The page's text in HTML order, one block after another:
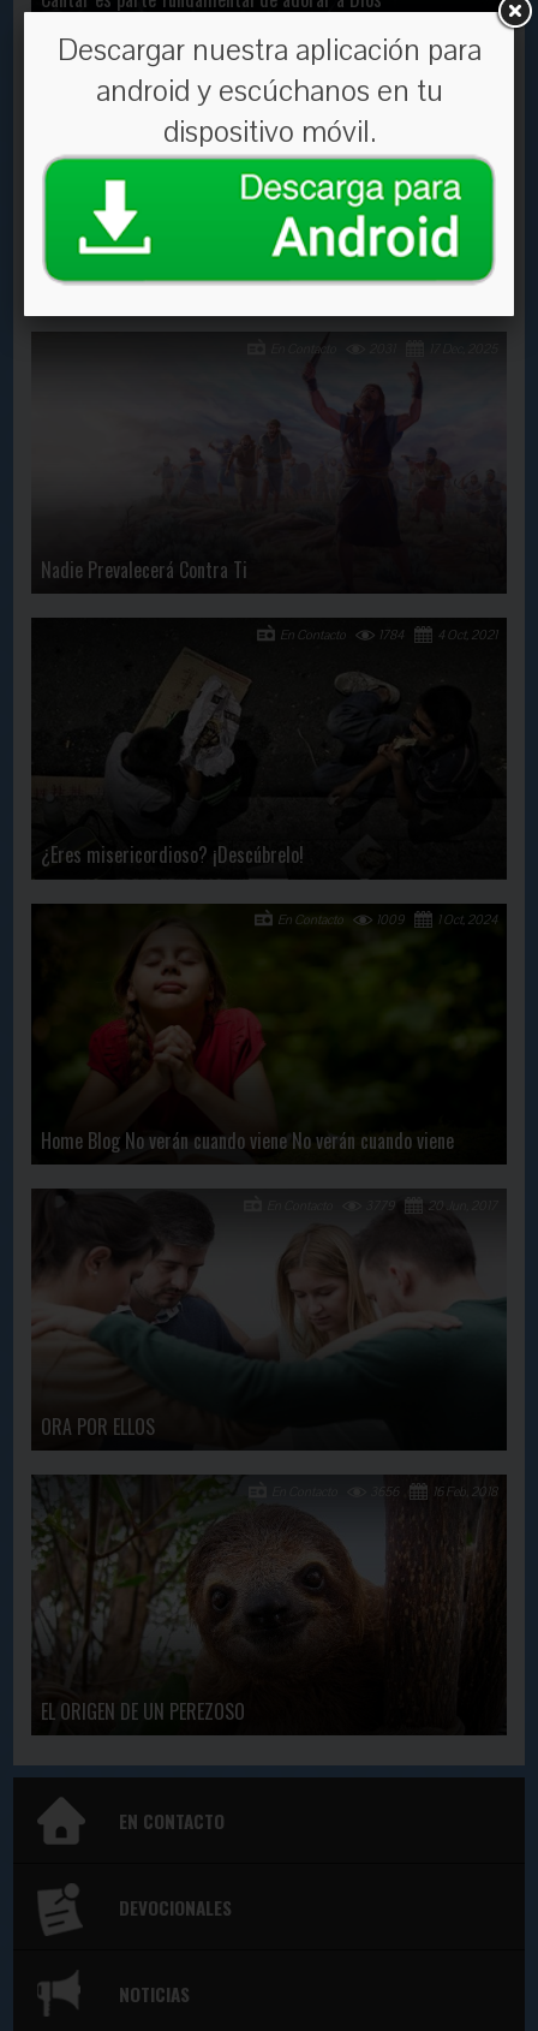
¿Te atreves a caminar por el fuego?
11 Feb, 2021
2358
En Contacto
Nadie Prevalecerá Contra Ti
En Contacto
¿Eres misericordioso? ¡Descúbrelo!
4 Oct, 2021
1784
En Contacto
Home Blog No verán cuando viene No verán cuando viene
1 Oct, 2024
1009
En Contacto
ORA POR ELLOS
20 Jun, 2017
3779
EL ORIGEN DE UN PEREZOSO
16 Feb, 2018
3656
EN CONTACTO
DEVOCIONALES
NOTICIAS
Descargar nuestra aplicación para
android y escúchanos en tu
dispositivo móvil.